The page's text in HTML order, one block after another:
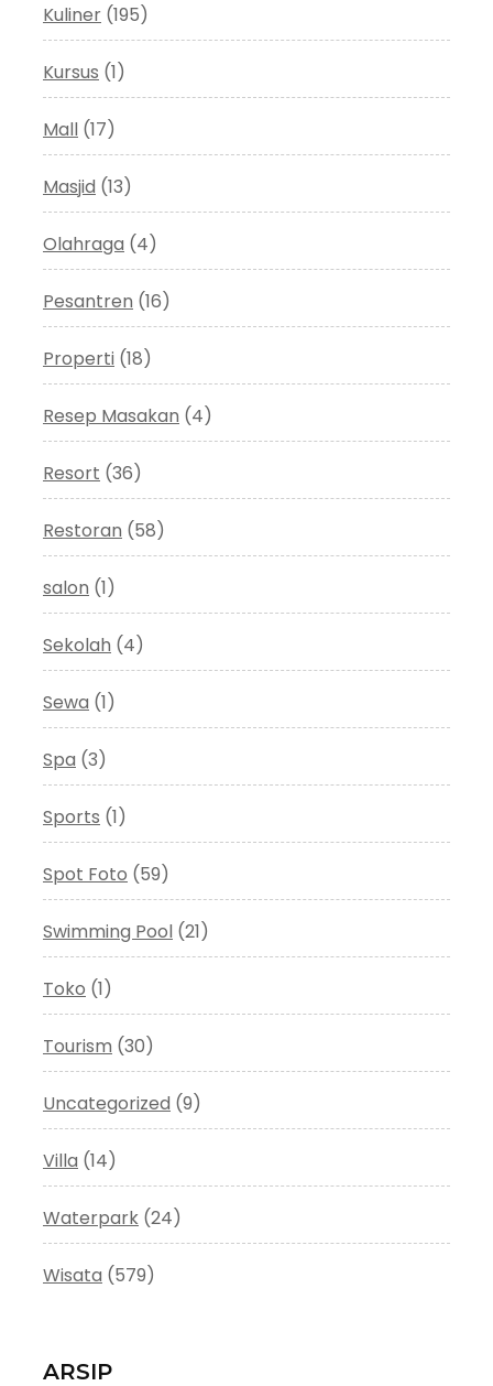
Kuliner (195)
Kursus (1)
Mall (17)
Masjid (13)
Olahraga (4)
Pesantren (16)
Properti (18)
Resep Masakan (4)
Resort (36)
Restoran (58)
salon (1)
Sekolah (4)
Sewa (1)
Spa (3)
Sports (1)
Spot Foto (59)
Swimming Pool (21)
Toko (1)
Tourism (30)
Uncategorized (9)
Villa (14)
Waterpark (24)
Wisata (579)
ARSIP